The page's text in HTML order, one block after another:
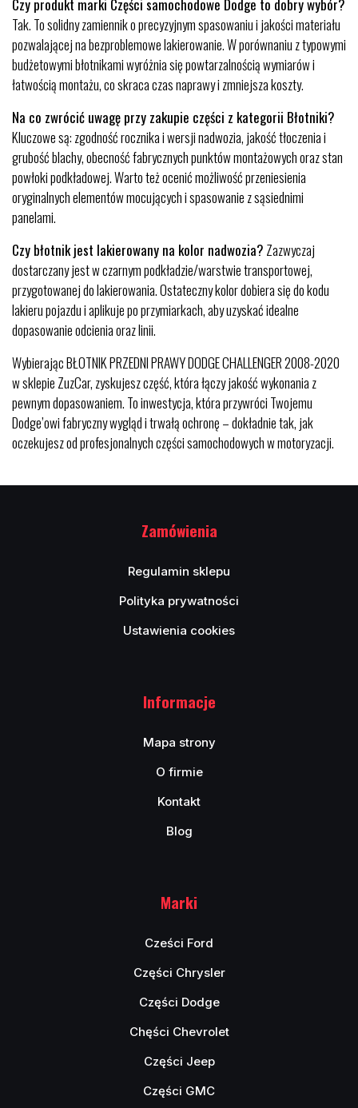
Czy produkt marki Części samochodowe Dodge to dobry wybór?
Tak. To solidny zamiennik o precyzyjnym spasowaniu i jakości materiału
pozwalającej na bezproblemowe lakierowanie. W porównaniu z typowymi
budżetowymi błotnikami wyróżnia się powtarzalnością wymiarów i
łatwością montażu, co skraca czas naprawy i zmniejsza koszty.
Na co zwrócić uwagę przy zakupie części z kategorii Błotniki?
Kluczowe są: zgodność rocznika i wersji nadwozia, jakość tłoczenia i
grubość blachy, obecność fabrycznych punktów montażowych oraz stan
powłoki podkładowej. Warto też ocenić możliwość przeniesienia
oryginalnych elementów mocujących i spasowanie z sąsiednimi
panelami.
Czy błotnik jest lakierowany na kolor nadwozia? Zazwyczaj
dostarczany jest w czarnym podkładzie/warstwie transportowej,
przygotowanej do lakierowania. Ostateczny kolor dobiera się do kodu
lakieru pojazdu i aplikuje po przymiarkach, aby uzyskać idealne
dopasowanie odcienia oraz linii.
Wybierając BŁOTNIK PRZEDNI PRAWY DODGE CHALLENGER 2008-2020
w sklepie ZuzCar, zyskujesz część, która łączy jakość wykonania z
pewnym dopasowaniem. To inwestycja, która przywróci Twojemu
Dodge’owi fabryczny wygląd i trwałą ochronę – dokładnie tak, jak
oczekujesz od profesjonalnych części samochodowych w motoryzacji.
Zamówienia
Regulamin sklepu
Polityka prywatności
Ustawienia cookies
Informacje
Mapa strony
O firmie
Kontakt
Blog
Marki
Cześci Ford
Części Chrysler
Części Dodge
Chęści Chevrolet
Części Jeep
Części GMC